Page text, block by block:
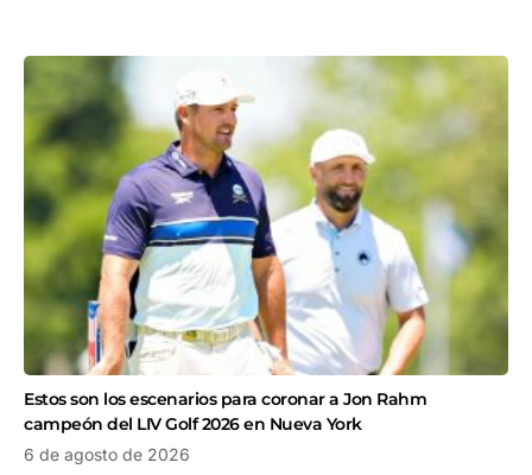
Estos son los escenarios para coronar a Jon Rahm
campeón del LIV Golf 2026 en Nueva York
6 de agosto de 2026